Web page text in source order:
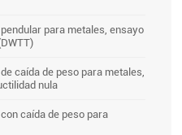
para metales, ensayo
caída de peso para metales,
nula
caída de peso para